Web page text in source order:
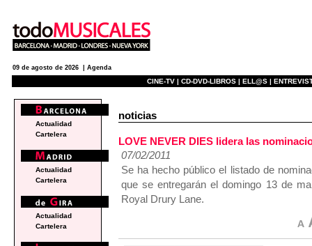
09 de agosto de 2026 | Agenda
CINE-TV | CD-DVD-LIBROS | ELL@S |
noticias
LOVE NEVER DIES lidera las
07/02/2011
Se ha hecho público el listado de
que se entregarán el domingo 13 de
Royal Drury Lane.
Actualidad
Cartelera
Actualidad
Cartelera
Actualidad
Cartelera